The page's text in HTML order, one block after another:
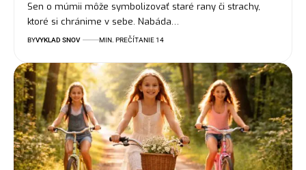
Sen o múmii môže symbolizovať staré rany či strachy,
ktoré si chránime v sebe. Nabáda…
BYVYKLAD SNOV MIN. PREČÍTANIE 14